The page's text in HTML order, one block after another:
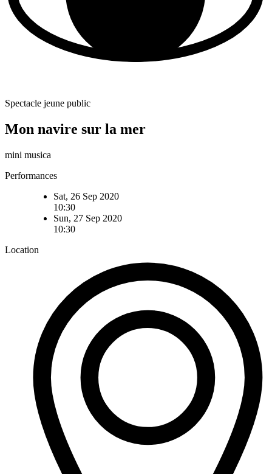
Spectacle jeune public
Mon navire sur la mer
mini musica
Performances
Sat, 26 Sep 2020
10:30
Sun, 27 Sep 2020
10:30
Location